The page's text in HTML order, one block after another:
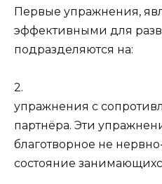
Первые упражнения,
эффективными для
подразделяются на:
2.
упражнения с
партнёра. Эти
благотворное не
состояние